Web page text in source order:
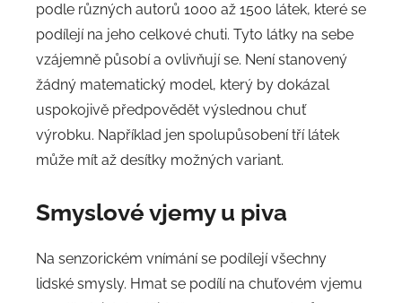
podle různých autorů 1000 až 1500 látek, které se
podílejí na jeho celkové chuti. Tyto látky na sebe
vzájemně působí a ovlivňují se. Není stanovený
žádný matematický model, který by dokázal
uspokojivě předpovědět výslednou chuť
výrobku. Například jen spolupůsobení tří látek
může mít až desítky možných variant.
Smyslové vjemy u piva
Na senzorickém vnímání se podílejí všechny
lidské smysly. Hmat se podílí na chuťovém vjemu